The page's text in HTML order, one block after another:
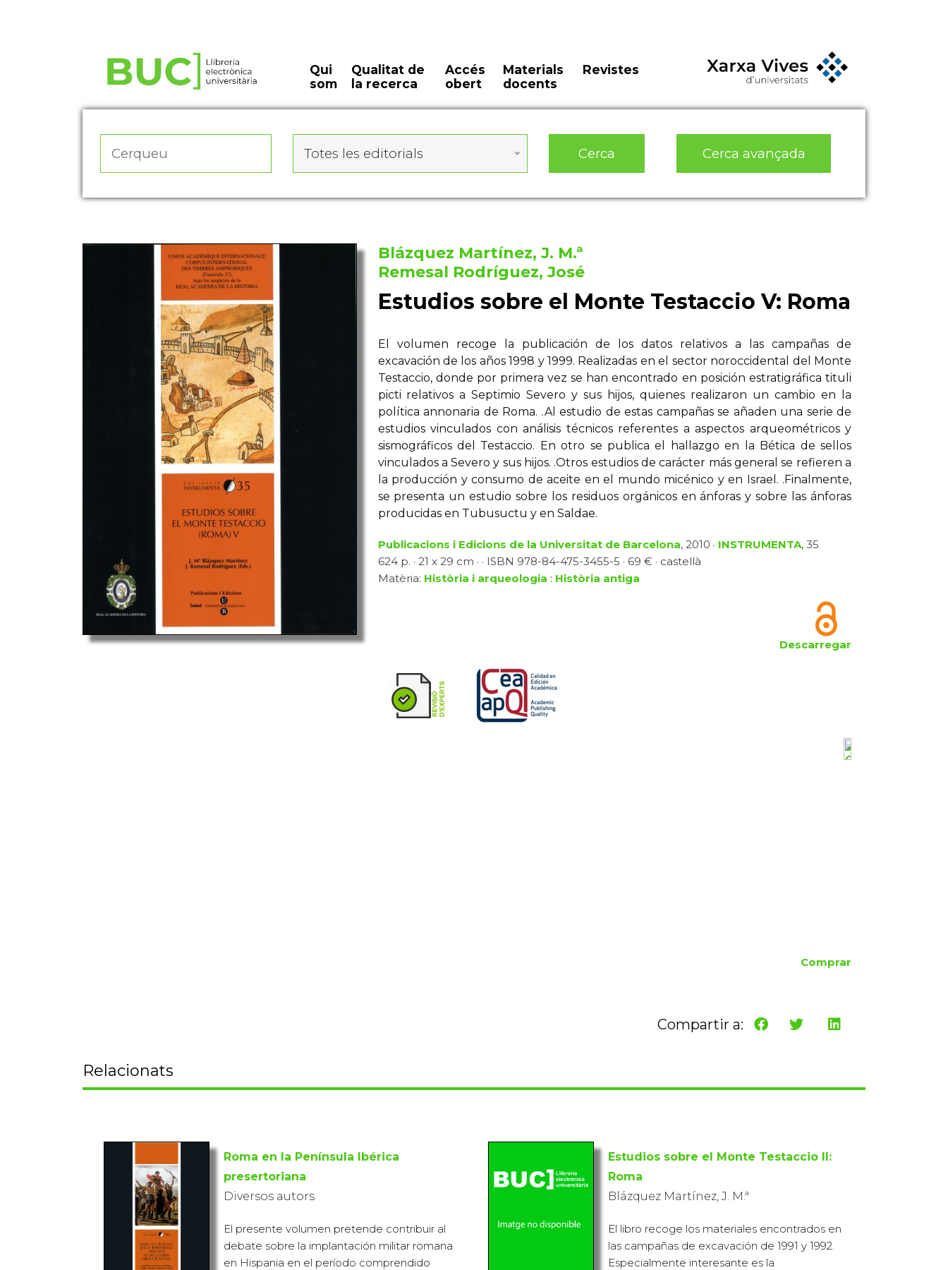
Qui
som
Qualitat de
la recerca
Accés
obert
Materials
docents
Revistes
Totes les editorials Cerca Cerca avançada
Blázquez Martínez, J. M.ª
Remesal Rodríguez, José
Estudios sobre el Monte Testaccio V: Roma
El volumen recoge la publicación de los datos relativos a las campañas de
excavación de los años 1998 y 1999. Realizadas en el sector noroccidental del Monte
Testaccio, donde por primera vez se han encontrado en posición estratigráfica tituli
picti relativos a Septimio Severo y sus hijos, quienes realizaron un cambio en la
política annonaria de Roma. .Al estudio de estas campañas se añaden una serie de
estudios vinculados con análisis técnicos referentes a aspectos arqueométricos y
sismográficos del Testaccio. En otro se publica el hallazgo en la Bética de sellos
vinculados a Severo y sus hijos. .Otros estudios de carácter más general se refieren a
la producción y consumo de aceite en el mundo micénico y en Israel. .Finalmente,
se presenta un estudio sobre los residuos orgánicos en ánforas y sobre las ánforas
producidas en Tubusuctu y en Saldae.
Publicacions i Edicions de la Universitat de Barcelona, 2010 · INSTRUMENTA, 35
624 p. · 21 x 29 cm · · ISBN 978-84-475-3455-5 · 69 € · castellà
Matèria: Història i arqueologia : Història antiga
Descarregar
Comprar
Compartir a:
Relacionats
Roma en la Península Ibérica
presertoriana
Diversos autors
El presente volumen pretende contribuir al
debate sobre la implantación militar romana
en Hispania en el período comprendido
Estudios sobre el Monte Testaccio II:
Roma
Blázquez Martínez, J. M.ª
El libro recoge los materiales encontrados en
las campañas de excavación de 1991 y 1992.
Especialmente interesante es la